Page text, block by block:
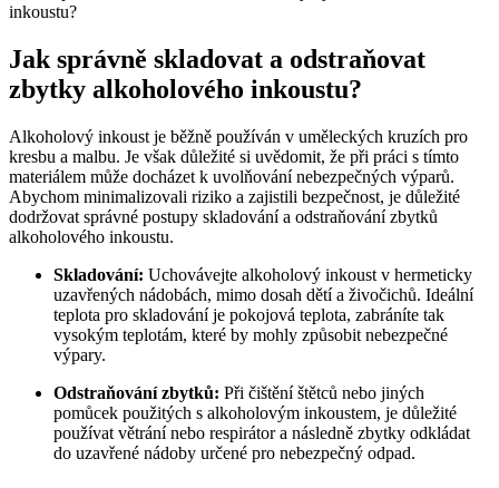
Jak správně skladovat a odstraňovat
zbytky alkoholového inkoustu?
Alkoholový inkoust je běžně používán v uměleckých kruzích pro
kresbu a malbu. Je však důležité si uvědomit, že při práci s tímto
materiálem může docházet k uvolňování nebezpečných výparů.
Abychom minimalizovali riziko a zajistili bezpečnost, je důležité
dodržovat správné postupy skladování a odstraňování zbytků
alkoholového inkoustu.
Skladování: Uchovávejte alkoholový inkoust v hermeticky
uzavřených nádobách, mimo dosah dětí a živočichů. Ideální
teplota pro skladování je pokojová teplota, zabráníte tak
vysokým teplotám, které by mohly způsobit nebezpečné
výpary.
Odstraňování zbytků: Při čištění štětců nebo jiných
pomůcek použitých s alkoholovým inkoustem, je důležité
používat větrání nebo respirátor a následně zbytky odkládat
do uzavřené nádoby určené pro nebezpečný odpad.